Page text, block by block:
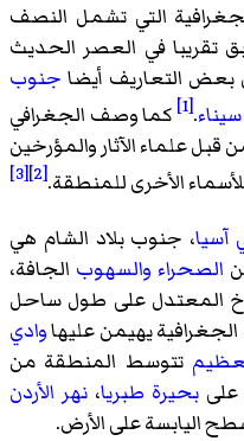
التي تشمل النصف
تقريبا في العصر الحديث
التعاريف أيضا جنوب
.
[1]
كما وصف الجغرافي
علماء الآثار والمؤرخين
الأخرى للمنطقة.[2]
[3]
آسيا، جنوب بلاد الشام هي
الصحراء والسهوب الجافة،
المعتدل على طول ساحل
الجغرافية يهيمن عليهاوادي
تتوسط المنطقة من
علىبحيرة طبريا،نهر الأردن
اليابسة على الأرض.